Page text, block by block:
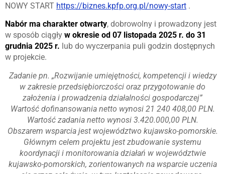
NOWY START https://biznes.kpfp.org.pl/nowy-start .
Nabór ma charakter otwarty, dobrowolny i prowadzony jest
w sposób ciągły w okresie od 07 listopada 2025 r. do 31
grudnia 2025 r. lub do wyczerpania puli godzin dostępnych
w projekcie.
Zadanie pn. „Rozwijanie umiejętności, kompetencji i wiedzy
w zakresie przedsiębiorczości oraz przygotowanie do
założenia i prowadzenia działalności gospodarczej”
Wartość dofinansowania netto wynosi 21 240 408,00 PLN.
Wartość zadania netto wynosi 3.420.000,00 PLN.
Obszarem wsparcia jest województwo kujawsko-pomorskie.
Głównym celem projektu jest zbudowanie systemu
koordynacji i monitorowania działań w województwie
kujawsko-pomorskich, zorientowanych na wsparcie uczenia